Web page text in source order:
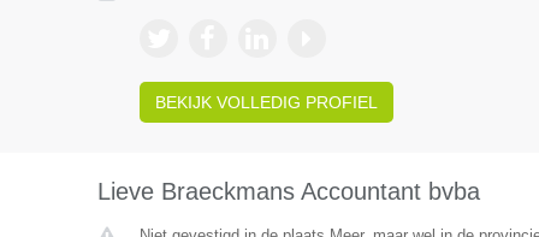
BEKIJK VOLLEDIG PROFIEL
Lieve Braeckmans Accountant bvba